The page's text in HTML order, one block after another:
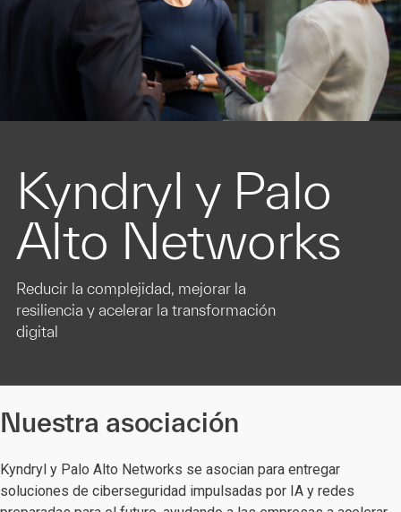
Kyndryl y Palo
Alto Networks
Reducir la complejidad, mejorar la
resiliencia y acelerar la transformación
digital
Nuestra asociación
Kyndryl y Palo Alto Networks se asocian para entregar
soluciones de ciberseguridad impulsadas por IA y redes